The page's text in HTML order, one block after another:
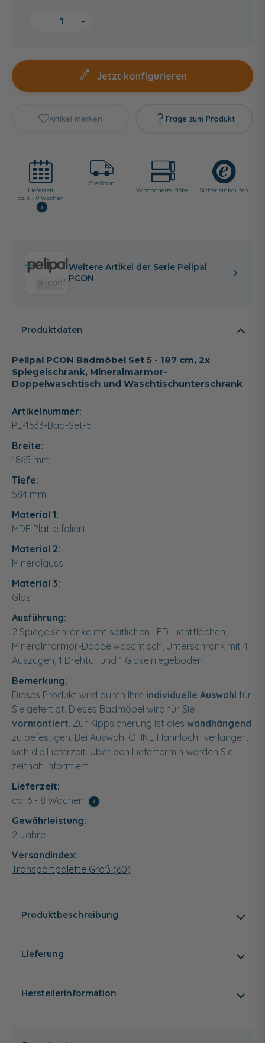
+
Jetzt konfigurieren
Artikel merken Frage zum Produkt
Lieferzeit:
ca. 6 - 8 Wochen
i
Spedition
Vormontierte Möbel
Sicher einkaufen
Weitere Artikel der Serie Pelipal
PCON
Produktdaten
Pelipal PCON Badmöbel Set 5 - 187 cm, 2x
Spiegelschrank, Mineralmarmor-
Doppelwaschtisch und Waschtischunterschrank
Artikelnummer:
PE-1533-Bad-Set-5
Breite:
1865 mm
Tiefe:
584 mm
Material 1:
MDF Platte foliert
Material 2:
Mineralguss
Material 3:
Glas
Ausführung:
2 Spiegelschränke mit seitlichen LED-Lichtflächen,
Mineralmarmor-Doppelwaschtisch, Unterschrank mit 4
Auszügen, 1 Drehtür und 1 Glaseinlegeboden
Bemerkung:
Dieses Produkt wird durch Ihre individuelle Auswahl für
Sie gefertigt. Dieses Badmöbel wird für Sie
vormontiert. Zur Kippsicherung ist dies wandhängend
zu befestigen. Bei Auswahl OHNE Hahnloch" verlängert
sich die Lieferzeit. Über den Liefertermin werden Sie
zeitnah informiert.
Lieferzeit:
ca. 6 - 8 Wochen
i
Gewährleistung:
2 Jahre
Versandindex:
Transportpalette Groß (60)
Produktbeschreibung
Lieferung
Herstellerinformation